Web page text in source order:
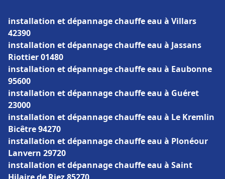
installation et dépannage chauffe eau à Villars
42390
installation et dépannage chauffe eau à Jassans
Riottier 01480
installation et dépannage chauffe eau à Eaubonne
95600
installation et dépannage chauffe eau à Guéret
23000
installation et dépannage chauffe eau à Le Kremlin
Bicêtre 94270
installation et dépannage chauffe eau à Plonéour
Lanvern 29720
installation et dépannage chauffe eau à Saint